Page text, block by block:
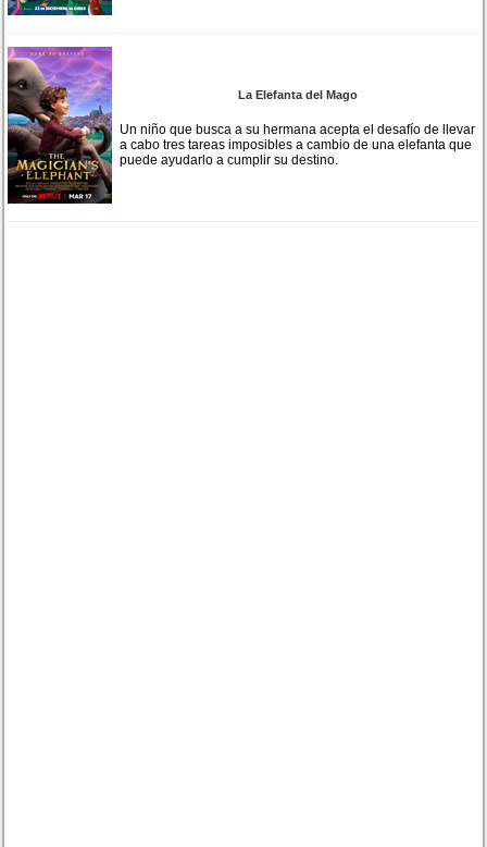
La Elefanta del Mago
Un niño que busca a su hermana acepta el desafío de llevar
a cabo tres tareas imposibles a cambio de una elefanta que
puede ayudarlo a cumplir su destino.